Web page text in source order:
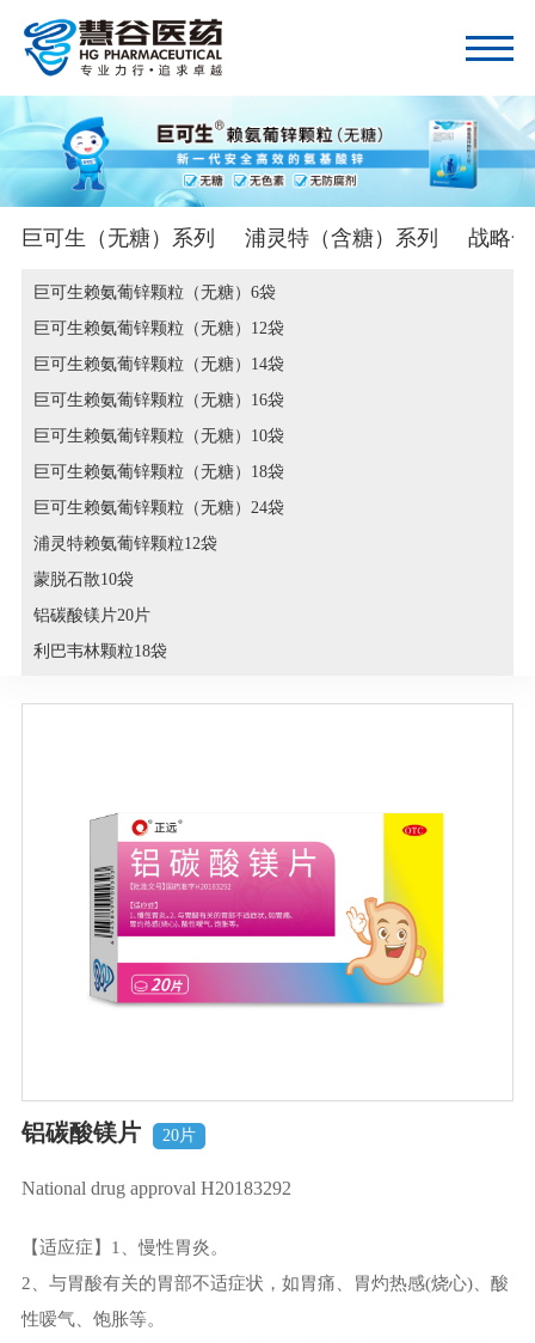
巨可生（无糖）系列 浦灵特（含糖）系列 战略
巨可生赖氨葡锌颗粒（无糖）6袋
巨可生赖氨葡锌颗粒（无糖）12袋
巨可生赖氨葡锌颗粒（无糖）14袋
巨可生赖氨葡锌颗粒（无糖）16袋
巨可生赖氨葡锌颗粒（无糖）10袋
巨可生赖氨葡锌颗粒（无糖）18袋
巨可生赖氨葡锌颗粒（无糖）24袋
浦灵特赖氨葡锌颗粒12袋
蒙脱石散10袋
铝碳酸镁片20片
利巴韦林颗粒18袋
铝碳酸镁片 20片
National drug approval H20183292
【适应症】1、慢性胃炎。
2、与胃酸有关的胃部不适症状，如胃痛、胃灼热感(烧心)、酸
性嗳气、饱胀等。